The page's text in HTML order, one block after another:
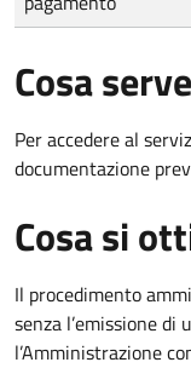
Cosa serve
Per accedere al
documentazione
Cosa si
Il procedimento
senza l’emissione
l’Amministrazione